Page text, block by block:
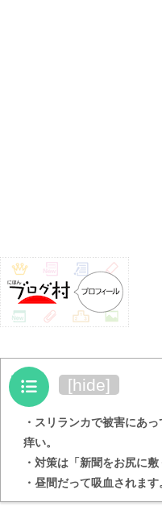
目次 [hide]
・スリランカで被害にあ
痒い。
・対策は「新聞をお尻に敷
・昼間だって吸血されます